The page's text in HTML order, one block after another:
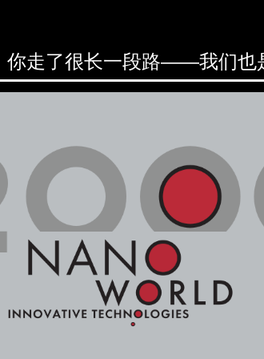
你走了很长一段路——我们也